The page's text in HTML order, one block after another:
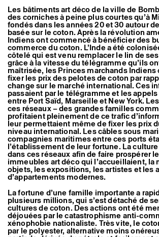
Les bâtiments art déco de la ville de
des corniches à peine plus courtes qu’à
fondés dans les années 20 et 30 autour
basée sur le coton. Après la révolution
Indiens ont commencé à bénéficier des
commerce du coton. L’Inde a été
côtelé qui est venu remplacer le lin de
grâce à la vitesse du télégramme qu’ils
maîtrisée, les Princes marchands Indiens
fixer les prix des pelotes de coton par
change sur le marché international. Ces
passaient par le télégramme et les
entre Port Saïd, Marseille et New York.
ces réseaux – des grandes familles
profitaient pleinement de ce trafic
leur permettaient même de fixer les prix
niveau international. Les câbles sous
compagnies maritimes entre ces ports
l’établissement de leur fortune. La
dans ces réseaux afin de faire prospérer
immeubles art déco qui l’accueillaient, la
objets, les expositions, les artistes et les
d’appartements modernes.
La fortune d’une famille importante a
plusieurs millions, qui s’est détaché de
cultures de coton. Des actions ont été
déjouées par le catastrophisme anti-
xénophobie nationaliste. Très vite, le
par le polyester, alternative moins